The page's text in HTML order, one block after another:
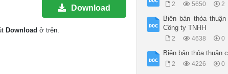
Download
Download ở trên.
2 5650 2
Biên bản thỏa
Công ty TNHH
2 4638 0
Biên bản thỏa thuận
2 4226 0